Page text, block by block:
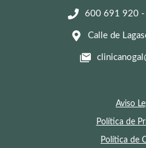
600 691 920 -
Calle de
Aviso
Política de
Política de